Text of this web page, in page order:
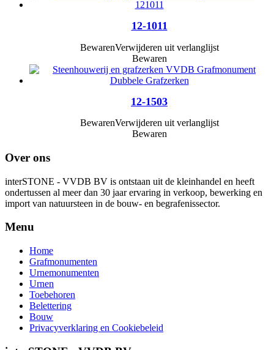
12-1011
BewarenVerwijderen uit verlanglijst
Bewaren
12-1503
BewarenVerwijderen uit verlanglijst
Bewaren
Over ons
interSTONE - VVDB BV is ontstaan uit de kleinhandel en heeft
ondertussen al meer dan 30 jaar ervaring in verkoop, bewerking en
import van natuursteen in de bouw- en begrafenissector.
Menu
Home
Grafmonumenten
Urnemonumenten
Urnen
Toebehoren
Belettering
Bouw
Privacyverklaring en Cookiebeleid